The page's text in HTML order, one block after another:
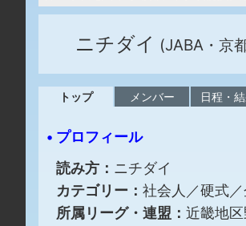
ニチダイ (JABA・京
トップ メンバー 日程・
• プロフィール
読み方： ニチダイ
カテゴリー： 社会人／硬式
所属リーグ・連盟： 近畿地